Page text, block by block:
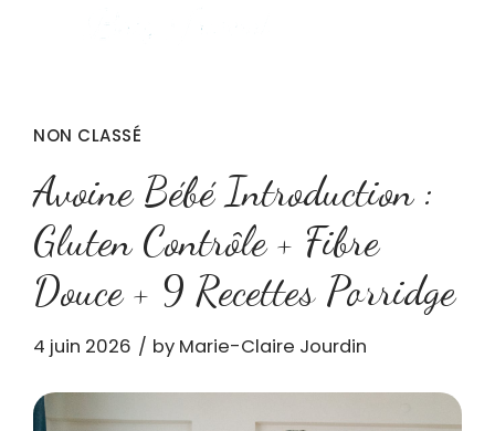
NON CLASSÉ
Avoine Bébé Introduction :
Gluten Contrôle + Fibre
Douce + 9 Recettes Porridge
4 juin 2026 by Marie-Claire Jourdin